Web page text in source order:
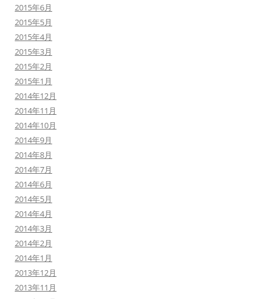
2015年6月
2015年5月
2015年4月
2015年3月
2015年2月
2015年1月
2014年12月
2014年11月
2014年10月
2014年9月
2014年8月
2014年7月
2014年6月
2014年5月
2014年4月
2014年3月
2014年2月
2014年1月
2013年12月
2013年11月